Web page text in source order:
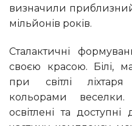
визначили
мільйонів років.
Сталактичні формування у печерах вражають
своєю красою. Білі,
при світлі
кольорами
освітлені та